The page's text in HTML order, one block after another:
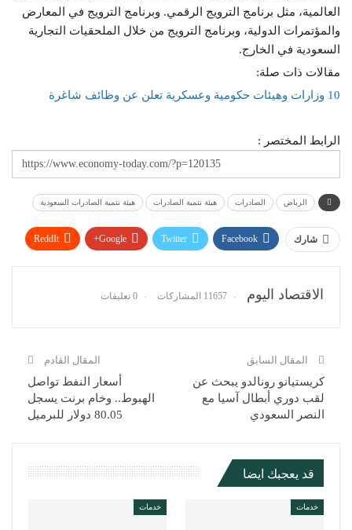
العالمية، مثل برنامج الترويج الرقمي. وبرنامج الترويج في المعارض
والمؤتمرات الدولية، وبرنامج الترويج من خلال الملحقيات التجارية
السعودية في الخارج.
مقالات ذات صلة:
10 وزارات وهيئات حكومية وعسكرية تعلن عن وظائف شاغرة
الرابط المختصر :
الرياض الصادرات هيئة تنمية الصادرات هيئة تنمية الصادرات السعودية
شارك Facebook
Twitter
Google+
ReddIt
الاقتصاد اليوم 11657 المشاركات 0 تعليقات
المقال السابق
كريستيانو رونالدو يبحث عن
لقب دوري أبطال آسيا مع
النصر السعودي
المقال القادم
أسعار النفط تواصل
الهبوط.. وخام برنت يسجل
80.05 دولار للبرميل
قد يعجبك ايضا
خدمات خدمات